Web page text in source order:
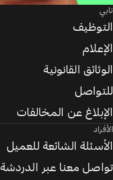
تابي
التوظيف
الإعلام
الوثائق القانونية
للتواصل
الإبلاغ عن المخالفات
الأفراد
الأسئلة الشائعة للعميل
تواصل معنا عبر الدردشة